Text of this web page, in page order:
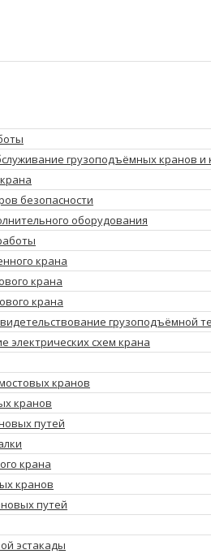
грузоподъёмных кранов и
безопасности
оборудования
крана
крана
крана
грузоподъёмной
электрических схем крана
кранов
кранов
путей
крана
кранов
путей
эстакады